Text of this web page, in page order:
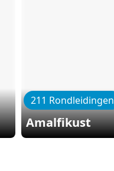
211 Rondleidingen
Amalfikust